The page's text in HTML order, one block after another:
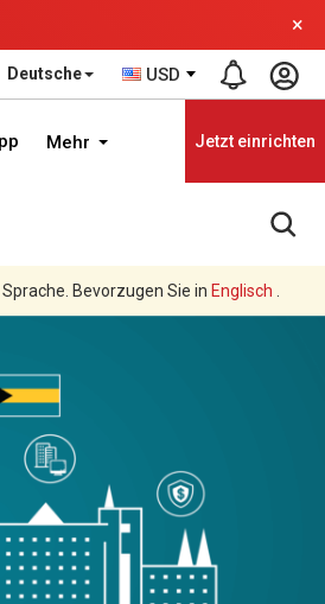
×
Deutsche USD
Mehr Jetzt einrichten
Bevorzugen Sie in Englisch .